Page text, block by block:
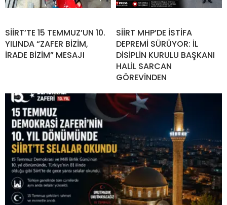
SİİRT’TE 15 TEMMUZ’UN 10.
YILINDA “ZAFER BİZİM,
İRADE BİZİM” MESAJI
SİİRT MHP’DE İSTİFA
DEPREMİ SÜRÜYOR: İL
DİSİPLİN KURULU BAŞKANI
HALİL SARCAN
GÖREVİNDEN